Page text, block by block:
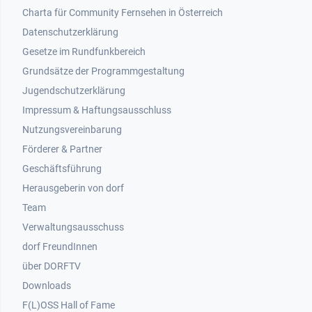
Footer 1
Charta für Community Fernsehen in Österreich
Datenschutzerklärung
Gesetze im Rundfunkbereich
Grundsätze der Programmgestaltung
Jugendschutzerklärung
Impressum & Haftungsausschluss
Nutzungsvereinbarung
Footer 2
Förderer & Partner
Geschäftsführung
Herausgeberin von dorf
Team
Verwaltungsausschuss
dorf FreundInnen
Footer 3
über DORFTV
Downloads
F(L)OSS Hall of Fame